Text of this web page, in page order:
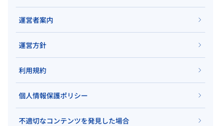
運営者案内
運営方針
利用規約
個人情報保護ポリシー
不適切なコンテンツを発見した場合